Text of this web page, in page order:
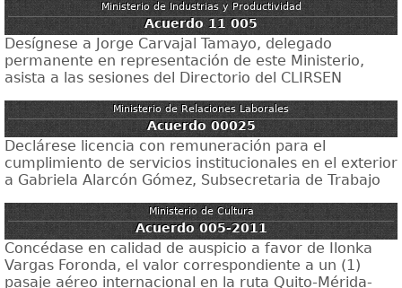
Ministerio de Industrias y Productividad
Acuerdo 11 005
Desígnese a Jorge Carvajal Tamayo, delegado
permanente en representación de este Ministerio,
asista a las sesiones del Directorio del CLIRSEN
Ministerio de Relaciones Laborales
Acuerdo 00025
Declárese licencia con remuneración para el
cumplimiento de servicios institucionales en el exterior
a Gabriela Alarcón Gómez, Subsecretaria de Trabajo
Ministerio de Cultura
Acuerdo 005-2011
Concédase en calidad de auspicio a favor de Ilonka
Vargas Foronda, el valor correspondiente a un (1)
pasaje aéreo internacional en la ruta Quito-Mérida-